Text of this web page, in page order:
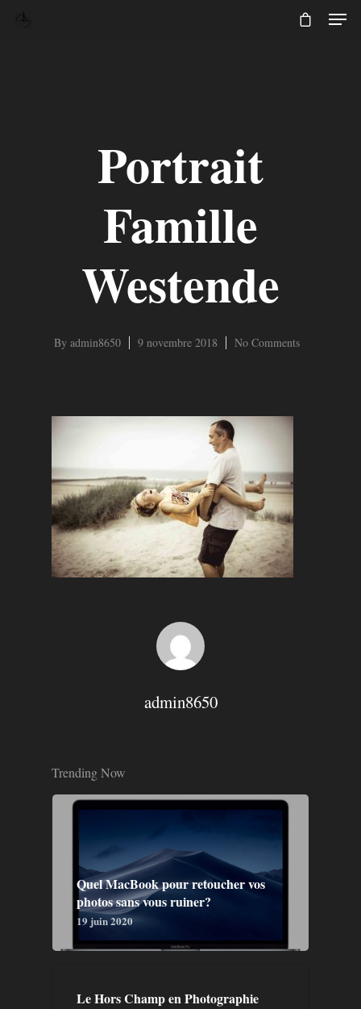
Hit enter to search or ESC to close
Portrait
Famille
Westende
By admin8650 9 novembre 2018 No Comments
admin8650
Trending Now
Quel MacBook pour retoucher vos
photos sans vous ruiner?
19 juin 2020
Le Hors Champ en Photographie